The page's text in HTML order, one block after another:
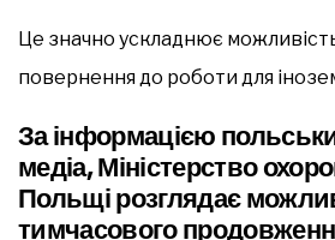
Це значно ускладнює
повернення до роботи для
За інформацією
медіа, Міністерство
Польщі розглядає
тимчасового